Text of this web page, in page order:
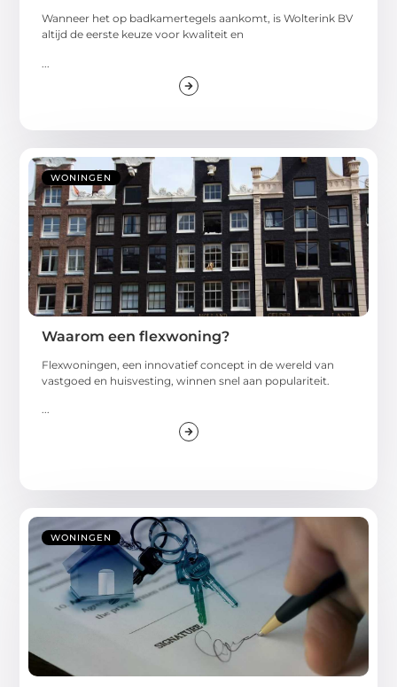
Wanneer het op badkamertegels aankomt, is Wolterink BV
altijd de eerste keuze voor kwaliteit en
WONINGEN
Waarom een flexwoning?
Flexwoningen, een innovatief concept in de wereld van
vastgoed en huisvesting, winnen snel aan populariteit.
...
WONINGEN